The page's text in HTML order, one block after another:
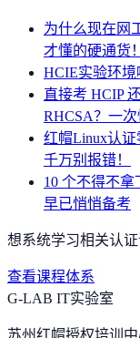
为什么现在网
才懂的硬通货！
HCIE实验环境
直接考 HCIP
RHCSA？一次
红帽Linux认证
千万别报错！
10 个不得不
早已悄悄备考
想系统学习相关认证
查看课程体系
G-LAB IT实验室